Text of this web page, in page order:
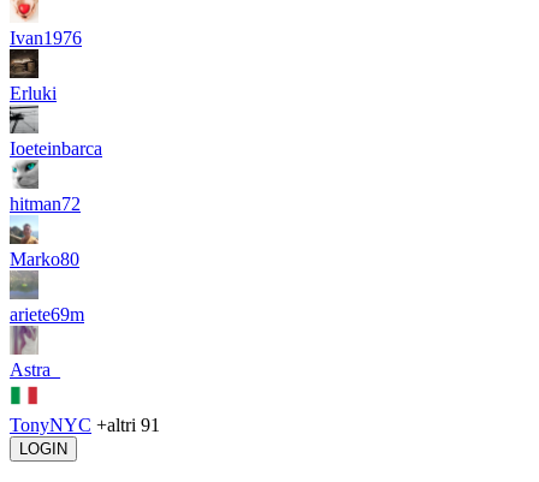
Ivan1976
Erluki
Ioeteinbarca
hitman72
Marko80
ariete69m
Astra_
TonyNYC +altri 91
LOGIN